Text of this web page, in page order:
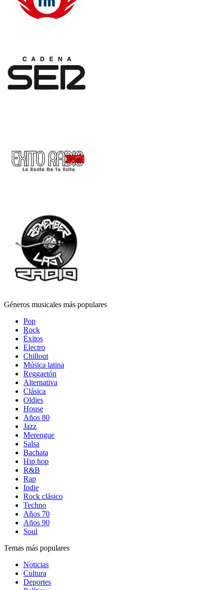
Géneros musicales más populares
Pop
Rock
Éxitos
Electro
Chillout
Música latina
Reggaetón
Alternativa
Clásica
Oldies
House
Años 80
Jazz
Merengue
Salsa
Bachata
Hip hop
R&B
Rap
Indie
Rock clásico
Techno
Años 70
Años 90
Soul
Temas más populares
Noticias
Cultura
Deportes